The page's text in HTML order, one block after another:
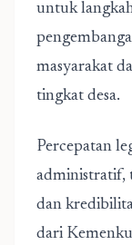
untuk
masyarakat
tingkat desa.
Percepatan
administratif,
dan
dari